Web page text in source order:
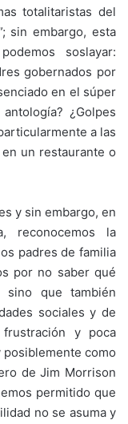
totalitaristas del
sin embargo, esta
soslayar:
gobernados por
en el súper
¿Golpes
a las
un restaurante o
y sin embargo, en
reconocemos la
padres de familia
por no saber qué
que también
sociales y de
y poca
posiblemente como
de Jim Morrison
permitido que
no se asuma y